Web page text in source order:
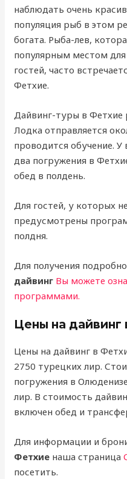
наблюдать очень
популяция рыб в этом
богата. Рыба-лев,
популярным местом
гостей, часто
Фетхие.
Дайвинг-туры в Фетхие
Лодка отправляется
проводится обучение.
два погружения в
обед в полдень.
Для гостей, у которых
предусмотрены
полдня.
Для получения
дайвинг Вы можете
программами.
Цены на дайвинг
Цены на дайвинг в
2750 турецких лир.
погружения в
лир. В стоимость
включен обед и
Для информации и
Фетхие наша страница
посетить.